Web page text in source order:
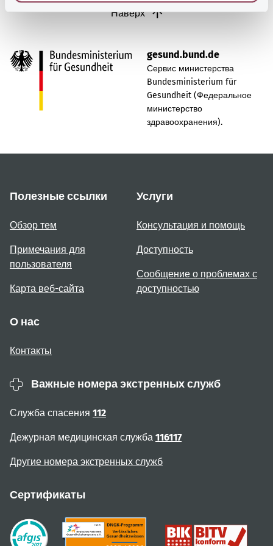
Наверх
gesund.bund.de
Сервис министерства
Bundesministerium für
Gesundheit (Федеральное
министерство
здравоохранения).
Полезные ссылки
Обзор тем
Примечания для
пользователя
Карта веб-сайта
Услуги
Консультация и помощь
Доступность
Сообщение о проблемах с
доступностью
О нас
Контакты
Важные номера экстренных служб
Служба спасения 112
Дежурная медицинская служба 116117
Другие номера экстренных служб
Сертификаты